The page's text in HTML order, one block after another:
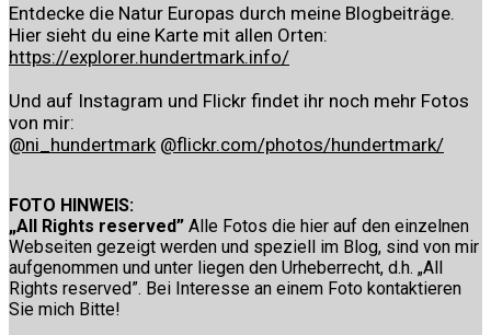
Entdecke die Natur Europas durch meine Blogbeiträge.
Hier sieht du eine Karte mit allen Orten:
https://explorer.hundertmark.info/
Und auf Instagram und Flickr findet ihr noch mehr Fotos
von mir:
@ni_hundertmark @flickr.com/photos/hundertmark/
FOTO HINWEIS:
„All Rights reserved” Alle Fotos die hier auf den einzelnen
Webseiten gezeigt werden und speziell im Blog, sind von mir
aufgenommen und unter liegen den Urheberrecht, d.h. „All
Rights reserved”. Bei Interesse an einem Foto kontaktieren
Sie mich Bitte!